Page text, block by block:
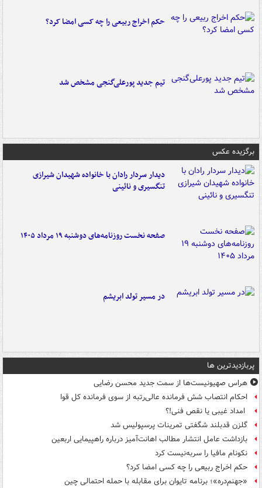
حکم اخراج ربیعی را چه کسی امضا کرد؟
تیم جدید پورعلی‌گنجی مشخص شد
برگزیده عکس
دیدار سردار رادان با خانواده‌ شهیدان شیرازی
تنگسیری و نائینی
صفحه نخست روزنامه‌های دوشنبه ۱۹ مرداد ۱۴۰۵
در مسیر تولد ابریشم
پربازدیدترین ها
هراس صهیونیست‌ها از سمت جدید محسن رضایی
احکام انتصاب شش فرمانده عالی‌رتبه از سوی فرمانده کل قوا
امداد غیبی یا نقص فنی!؟
گلزن قدبلند شگفتی تمرینات پرسپولیس شد
بازداشت عامل انتشار مطالب اهانت‌آمیز درباره راهپیمایی اربعین
نکونام مافیا را سربه‌نیست کرد
حکم اخراج ربیعی را چه کسی امضا کرد؟
«جهنم‌دره»؛ برنامه تایوان برای مقابله با حمله احتمالی چین